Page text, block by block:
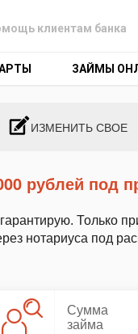
клиентам банка
ЗАЙМЫ
ИЗМЕНИТЬ СВОЕ
рублей под
Только
нотариуса под
Сумма
займа